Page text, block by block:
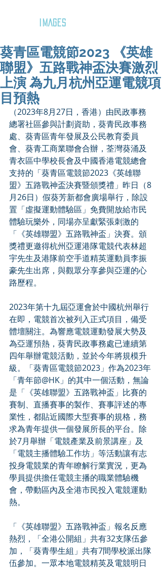
IMAGES
葵青區電競節2023 《英雄
聯盟》五路戰神盃決賽激烈
上演 為九月杭州亞運電競項
目預熱
（2023年8月27日，香港）由民政事務
總署社區參與計劃資助，葵青民政事務
處、葵青區青年發展及公民教育委員
會、葵青工商業聯會合辦，荃灣葵涌及
青衣區中學校長會及中國香港電競總會
支持的「葵青區電競節2023《英雄聯
盟》五路戰神盃決賽暨頒獎禮」昨日（8
月26日）假葵芳新都會廣場舉行，除設
置「虛擬運動體驗區」免費開放給市民
體驗玩樂外，同場亦呈獻緊張刺激的
「《英雄聯盟》五路戰神盃」決賽。頒
獎禮更邀得杭州亞運港隊電競代表林超
宇先生及港隊前空手道精英運動員李振
豪先生出席，與觀眾分享參與亞運的心
路歷程。
2023年第十九屆亞運會於中國杭州舉行
在即，電競首次被列入正式項目，備受
體壇關注。為響應電競運動發展大勢及
為亞運預熱，葵青民政事務處已連續第
四年舉辦電競活動，並於今年將規模升
級。「葵青區電競節2023」作為2023年
「青年節@HK」的其中一個活動，無論
是「《英雄聯盟》五路戰神盃」比賽的
賽制、直播賽事的製作、賽事評述的專
業性，都貼近國際大型賽事的規格，務
求為青年提供一個發展所長的平台。除
於7月舉辦「電競產業及前景講座」及
「電競主播體驗工作坊」等活動讓有志
投身電競業的青年瞭解行業實況，更為
學員提供擔任電競主播的職業體驗機
會，帶動區內及全港市民投入電競運動
熱。
「《英雄聯盟》五路戰神盃」報名反應
熱烈，「全港公開組」共有32支隊伍參
加，「葵青學生組」共有7間學校派出隊
伍參加。一眾本地電競精英及電競明日